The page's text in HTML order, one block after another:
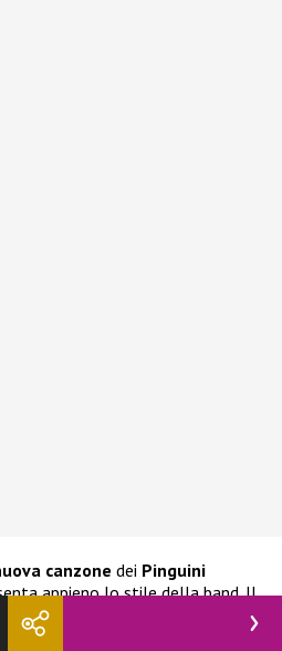
canzone dei Pinguini
appieno lo stile della band. Il
dose di ritmo e malinconia.
Romantico ma muori